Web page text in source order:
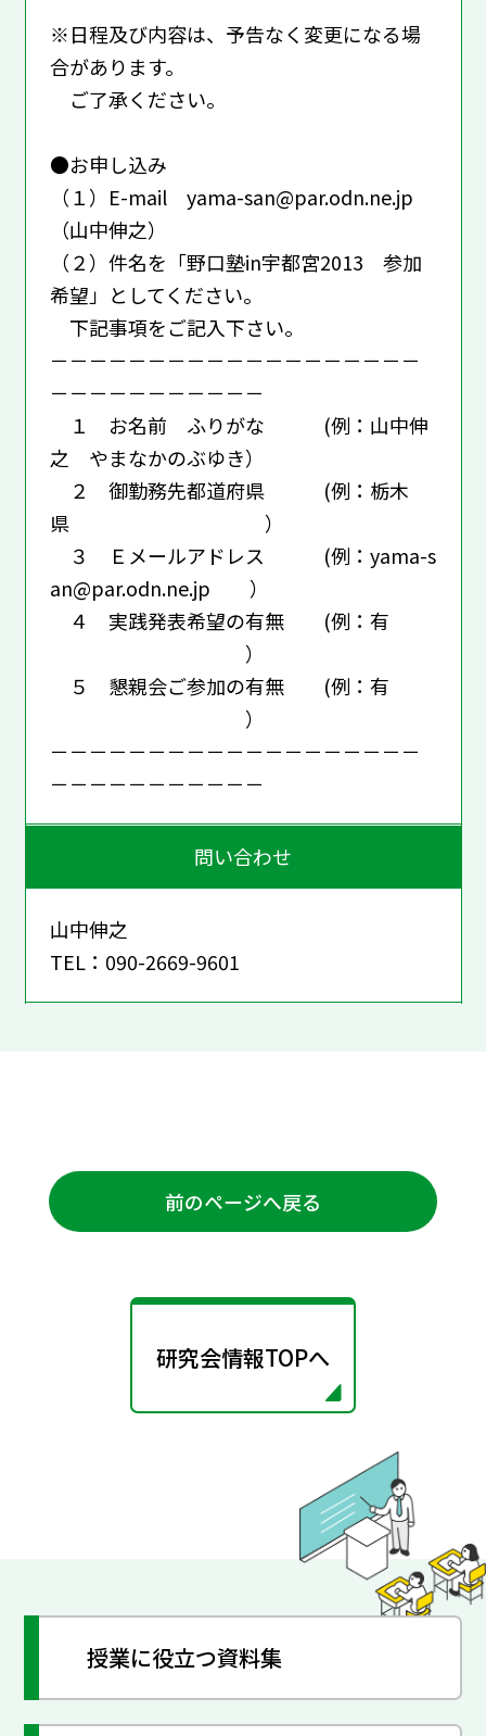
※日程及び内容は、予告なく変更になる場
合があります。
ご了承ください。
●お申し込み
（１）E-mail yama-san@par.odn.ne.jp
（山中伸之）
（２）件名を「野口塾in宇都宮2013 参加
希望」としてください。
下記事項をご記入下さい。
－－－－－－－－－－－－－－－－－－－
－－－－－－－－－－－
１ お名前 ふりがな (例：山中伸
之 やまなかのぶゆき）
２ 御勤務先都道府県 (例：栃木
県 ）
３ Ｅメールアドレス (例：yama-s
an@par.odn.ne.jp ）
４ 実践発表希望の有無 (例：有
）
５ 懇親会ご参加の有無 (例：有
）
－－－－－－－－－－－－－－－－－－－
－－－－－－－－－－－
問い合わせ
山中伸之
TEL：090-2669-9601
前のページへ戻る
研究会情報TOPへ
授業に役立つ資料集